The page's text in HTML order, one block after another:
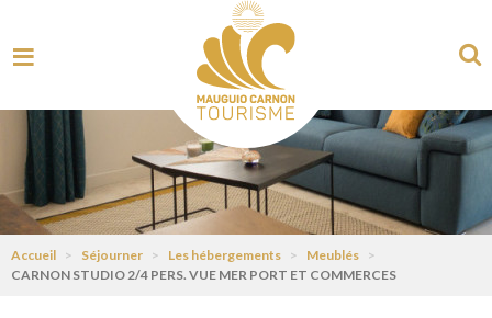
Accueil > Séjourner > Les hébergements > Meublés >
CARNON STUDIO 2/4 PERS. VUE MER PORT ET COMMERCES